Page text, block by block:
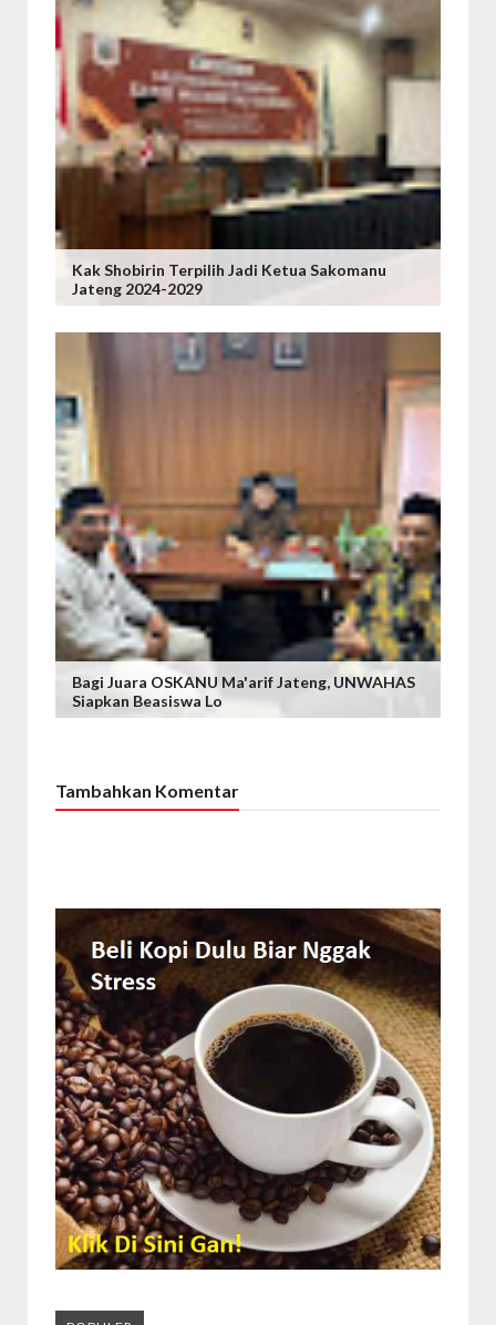
Kak Shobirin Terpilih Jadi Ketua Sakomanu
Jateng 2024-2029
Bagi Juara OSKANU Ma'arif Jateng, UNWAHAS
Siapkan Beasiswa Lo
Tambahkan Komentar